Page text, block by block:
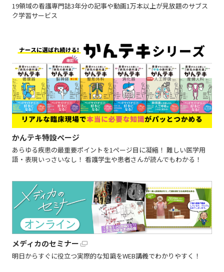
19領域の看護専門誌3年分の記事や動画1万本以上が見放題のサブス
ク学習サービス
かんテキ特設ページ
あらゆる疾患の最重要ポイントを1ページ目に凝縮！ 難しい医学用
語・表現いっさいなし！ 看護学生や患者さんが読んでもわかる！
メディカのセミナー
明日からすぐに役立つ実際的な知識をWEB講義でわかりやすく！